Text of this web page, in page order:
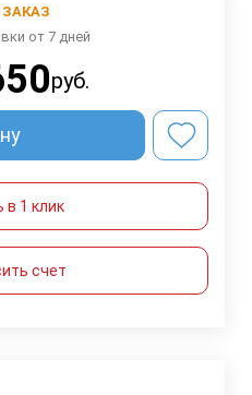
от 7 дней
руб.
в 1 клик
счет